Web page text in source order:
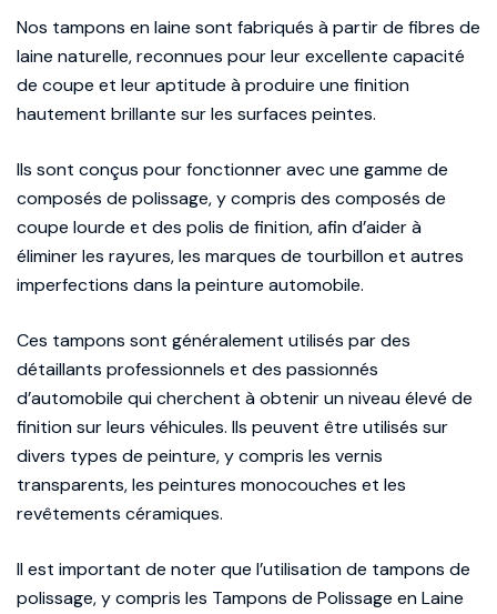
Nos tampons en laine sont fabriqués à partir de fibres de
laine naturelle, reconnues pour leur excellente capacité
de coupe et leur aptitude à produire une finition
hautement brillante sur les surfaces peintes.
Ils sont conçus pour fonctionner avec une gamme de
composés de polissage, y compris des composés de
coupe lourde et des polis de finition, afin d’aider à
éliminer les rayures, les marques de tourbillon et autres
imperfections dans la peinture automobile.
Ces tampons sont généralement utilisés par des
détaillants professionnels et des passionnés
d’automobile qui cherchent à obtenir un niveau élevé de
finition sur leurs véhicules. Ils peuvent être utilisés sur
divers types de peinture, y compris les vernis
transparents, les peintures monocouches et les
revêtements céramiques.
Il est important de noter que l’utilisation de tampons de
polissage, y compris les Tampons de Polissage en Laine
Il n'y a pas encore d'avis.